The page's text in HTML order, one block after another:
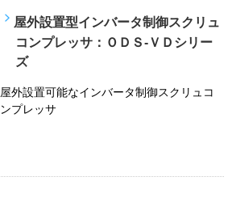
屋外設置型インバータ制御スクリュ
コンプレッサ：ＯＤＳ-ＶＤシリー
ズ
屋外設置可能なインバータ制御スクリュコ
ンプレッサ